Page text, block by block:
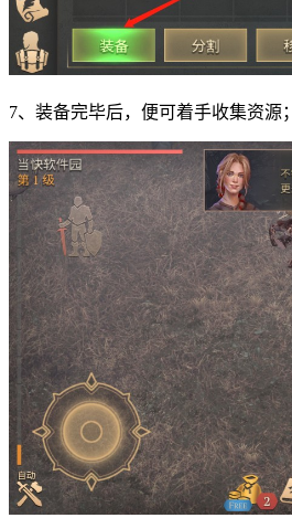
7、装备完毕后，便可着手收集资源；